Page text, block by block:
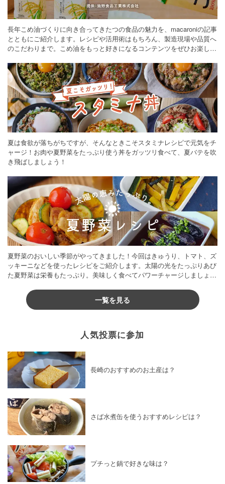
長年こめ油づくりに向き合ってきたつの食品の魅力を、macaroniの記事
とともにご紹介します。レシピや活用術はもちろん、製造現場や品質へ
のこだわりまで。こめ油をもっと好きになるコンテンツをぜひお楽しみ
夏は食欲が落ちがちですが、そんなときこそスタミナレシピで元気をチ
ャージ！お肉や夏野菜をたっぷり使う丼をガッツリ食べて、夏バテを吹
き飛ばしましょう！
夏野菜のおいしい季節がやってきました！今回はきゅうり、トマト、ズ
ッキーニなどを使ったレシピをご紹介します。太陽の光をたっぷりあび
た夏野菜は栄養もたっぷり。美味しく食べてパワーチャージしましょう
一覧を見る
人気投票に参加
長崎のおすすめのお土産は？
さば水煮缶を使うおすすめレシピは？
プチっと鍋で好きな味は？